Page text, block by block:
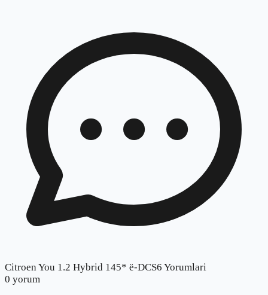
Citroen You 1.2 Hybrid 145* ë-DCS6 Yorumlari
0 yorum